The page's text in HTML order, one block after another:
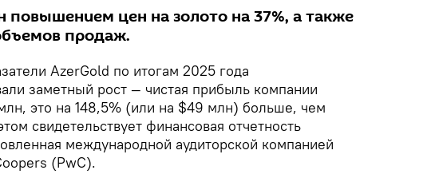
повышением цен на золото на 37%, а также
продаж.
AzerGold по итогам 2025 года
заметный рост — чистая прибыль компании
это на 148,5% (или на $49 млн) больше, чем
свидетельствует финансовая отчетность
международной аудиторской компанией
(PwC).